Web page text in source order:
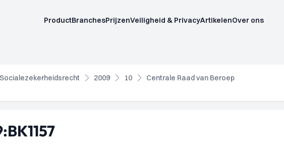
ProductBranchesPrijzenVeiligheid & PrivacyArtikelenOver ons
2009 10
Centrale Raad van Beroep